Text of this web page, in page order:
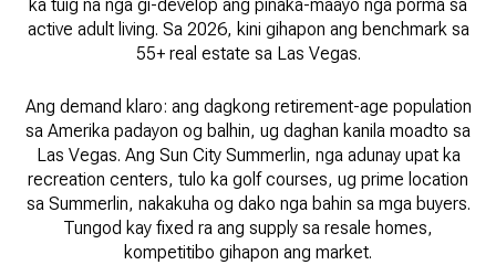
ka tuig na nga gi-develop ang pinaka-maayo nga porma sa
active adult living. Sa 2026, kini gihapon ang benchmark sa
55+ real estate sa Las Vegas.
Ang demand klaro: ang dagkong retirement-age population
sa Amerika padayon og balhin, ug daghan kanila moadto sa
Las Vegas. Ang Sun City Summerlin, nga adunay upat ka
recreation centers, tulo ka golf courses, ug prime location
sa Summerlin, nakakuha og dako nga bahin sa mga buyers.
Tungod kay fixed ra ang supply sa resale homes,
kompetitibo gihapon ang market.